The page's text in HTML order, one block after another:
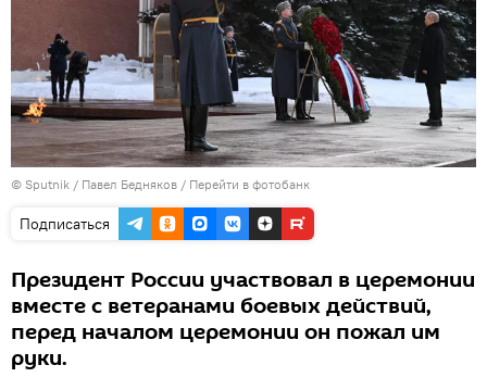
© Sputnik / Павел Бедняков / Перейти в фотобанк
Подписаться
Президент России участвовал в церемонии
вместе с ветеранами боевых действий,
перед началом церемонии он пожал им
руки.